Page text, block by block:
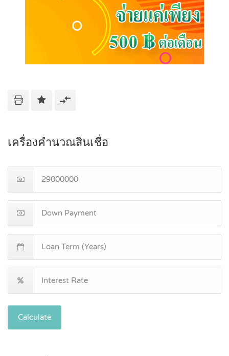
เครื่องคำนวณสินเชื่อ
Calculate